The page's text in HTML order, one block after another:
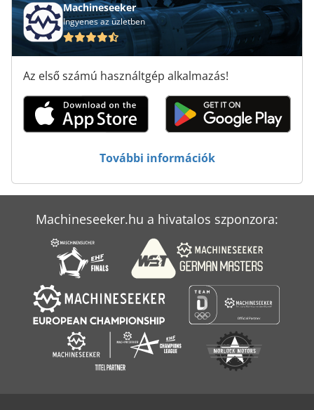
Machineseeker
Ingyenes az üzletben
Az első számú használtgép alkalmazás!
További információk
Machineseeker.hu a hivatalos szponzora: